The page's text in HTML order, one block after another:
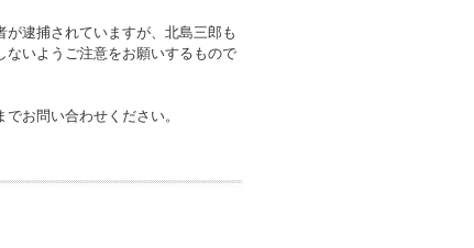
逮捕されていますが、北島三郎も
いようご注意をお願いするもので
お問い合わせください。